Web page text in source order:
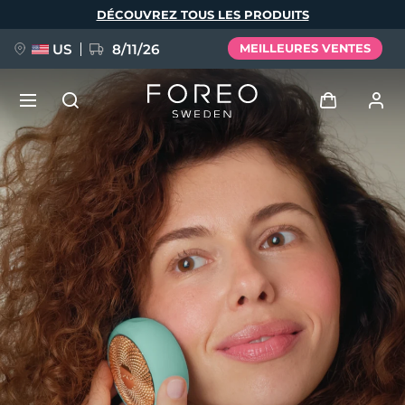
DÉCOUVREZ TOUS LES PRODUITS
US 8/11/26 MEILLEURES VENTES
Se connecter
Profil de l'utilisateur
Mes appareils
Mes commandes
Mes adresses
Mes abonnements
NOUVEAU
FAQ™ Pure Beauty-Tech Elixir
BREAKING NEWS
issa™ Teeth Whitening Set
Langue
English Deutsch
Español
Français
Italiano
Português
Polski
Svenska
Русский
Türkçe
简体中文 繁體中文